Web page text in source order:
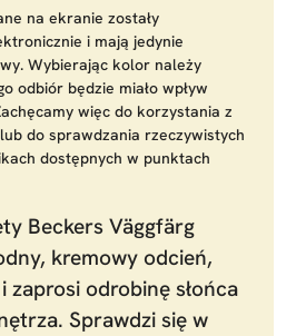
na ekranie zostały
i mają jedynie
Wybierając kolor należy
odbiór będzie miało wpływ
więc do korzystania z
do sprawdzania rzeczywistych
dostępnych w punktach
Beckers Väggfärg
kremowy odcień,
zaprosi odrobinę słońca
Sprawdzi się w